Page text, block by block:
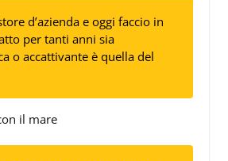
d’azienda e oggi faccio in
per tanti anni sia
o accattivante è quella del
il mare